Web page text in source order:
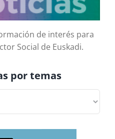
de interés para
Social de Euskadi.
por temas